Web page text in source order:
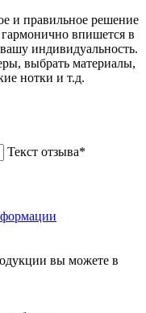
и правильное решение
гармонично впишется в
индивидуальность.
выбрать материалы,
нотки и т.д.
Текст отзыва*
вы можете в